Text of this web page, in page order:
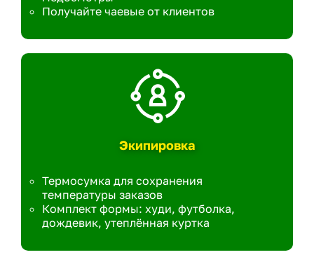
Получайте чаевые от клиентов
Экипировка
Термосумка для сохранения
температуры заказов
Комплект формы: худи, футболка,
дождевик, утеплённая куртка